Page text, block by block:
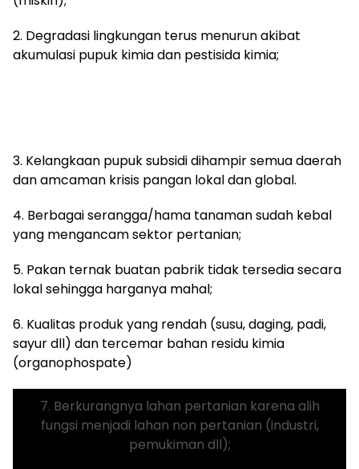
2. Degradasi lingkungan terus menurun akibat
akumulasi pupuk kimia dan pestisida kimia;
3. Kelangkaan pupuk subsidi dihampir semua daerah
dan amcaman krisis pangan lokal dan global.
4. Berbagai serangga/hama tanaman sudah kebal
yang mengancam sektor pertanian;
5. Pakan ternak buatan pabrik tidak tersedia secara
lokal sehingga harganya mahal;
6. Kualitas produk yang rendah (susu, daging, padi,
sayur dll) dan tercemar bahan residu kimia
(organophospate)
7. Berkurangnya lahan pertanian karena alih
fungsi menjadi lahan non pertanian (industri,
pemukiman dll);